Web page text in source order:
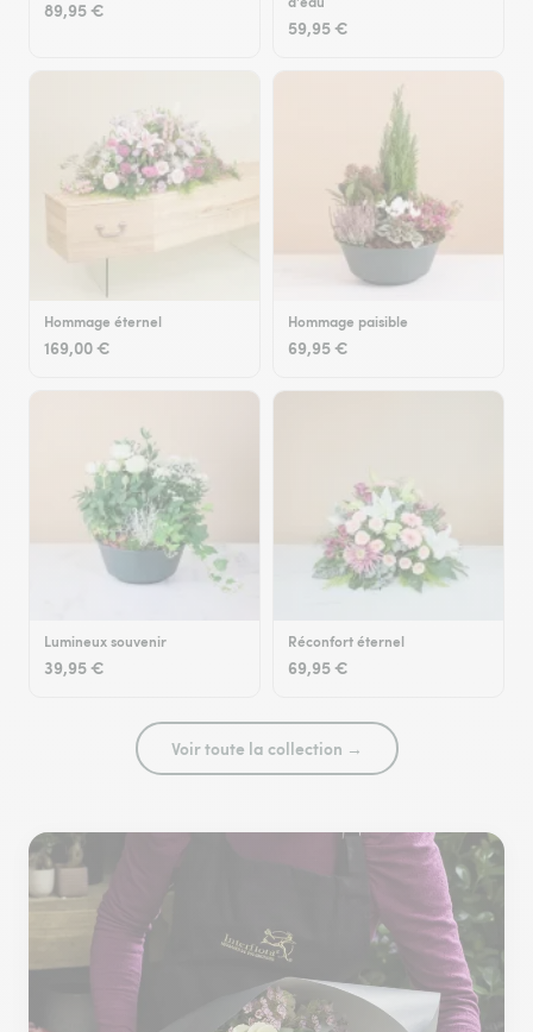
89,95 €
59,95 €
Hommage éternel
169,00 €
Hommage paisible
69,95 €
Lumineux souvenir
39,95 €
Réconfort éternel
69,95 €
Voir toute la collection →